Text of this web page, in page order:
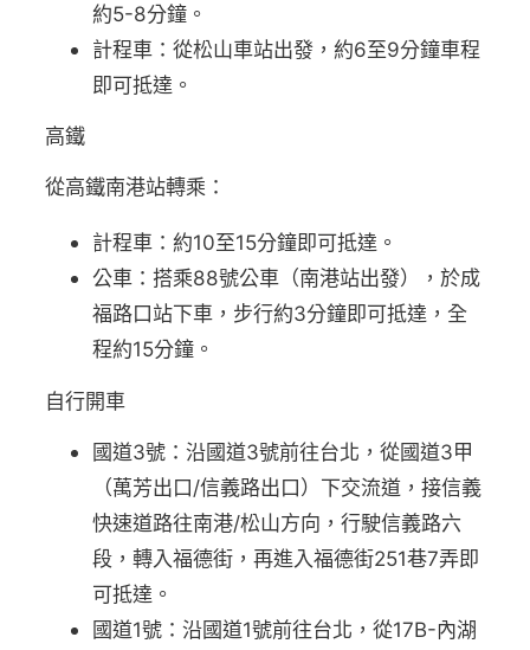
約5-8分鐘。
計程車：從松山車站出發，約6至9分鐘車程
即可抵達。
高鐵
從高鐵南港站轉乘：
計程車：約10至15分鐘即可抵達。
公車：搭乘88號公車（南港站出發），於成
福路口站下車，步行約3分鐘即可抵達，全
程約15分鐘。
自行開車
國道3號：沿國道3號前往台北，從國道3甲
（萬芳出口/信義路出口）下交流道，接信義
快速道路往南港/松山方向，行駛信義路六
段，轉入福德街，再進入福德街251巷7弄即
可抵達。
國道1號：沿國道1號前往台北，從17B-內湖